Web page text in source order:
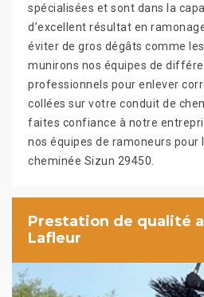
spécialisées et sont dans la
d’excellent résultat en
éviter de gros dégâts comme
munirons nos équipes de
professionnels pour enlever
collées sur votre conduit de
faites confiance à notre
nos équipes de ramoneurs pour
cheminée Sizun 29450.
Prestation de qualité
Lafleur